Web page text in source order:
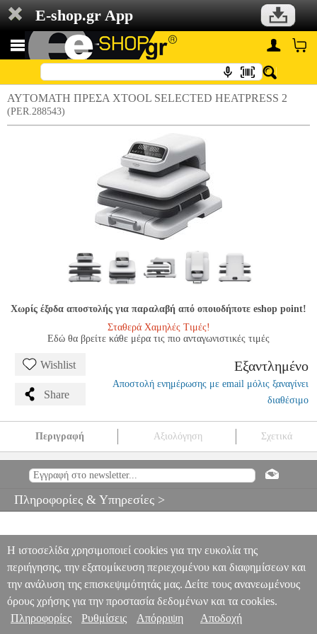
E-shop.gr App
ΑΥΤΟΜΑΤΗ ΠΡΕΣΑ XTOOL SELECTED HEATPRESS 2
(PER.288543)
Χωρίς έξοδα αποστολής για παραλαβή από οποιοδήποτε eshop point!
Σταθερά Χαμηλές Τιμές!
Εδώ θα βρείτε κάθε μέρα τις πιο ανταγωνιστικές τιμές
Wishlist
Share
Εξαντλημένο
Αποστολή ενημέρωσης με email μόλις ξαναγίνει
διαθέσιμο
Περιγραφή Αξιολόγηση Σχετικά
PER.288543 PER.288543
ΕΚΤΥΠΩΤΕΣ
0
Πληροφορίες & Υπηρεσίες >
Η ιστοσελίδα χρησιμοποιεί cookies για την ευκολία της
περιήγησης, την εξατομίκευση περιεχομένου και διαφημίσεων και
την ανάλυση της επισκεψιμότητάς μας. Δείτε τους ανανεωμένους
όρους χρήσης για την προστασία δεδομένων και τα cookies.
Πληροφορίες
Ρυθμίσεις Απόρριψη Αποδοχή